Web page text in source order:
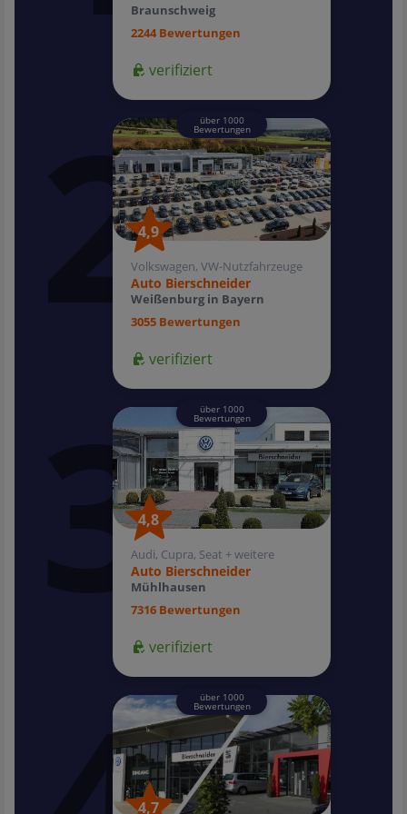
Braunschweig
2244 Bewertungen
verifiziert
4,9
4,9
über 1000
Bewertungen
Volkswagen, VW-Nutzfahrzeuge
Auto Bierschneider
Weißenburg in Bayern
3055 Bewertungen
verifiziert
4,8
4,8
über 1000
Bewertungen
Audi, Cupra, Seat + weitere
Auto Bierschneider
Mühlhausen
7316 Bewertungen
verifiziert
4,7
4,7
über 1000
Bewertungen